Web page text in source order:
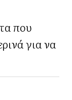
που
για να